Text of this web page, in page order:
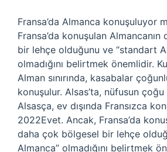
Fransa’da Almanca konuşuluyor
Fransa’da konuşulan
bir lehçe olduğunu ve “standart
olmadığını belirtmek önemlidir.
Alman sınırında, kasabalar
konuşulur. Alsas’ta, nüfusun
Alsasça, ev dışında Fransızca
2022Evet. Ancak, Fransa’da
daha çok bölgesel bir lehçe
Almanca” olmadığını belirtmek